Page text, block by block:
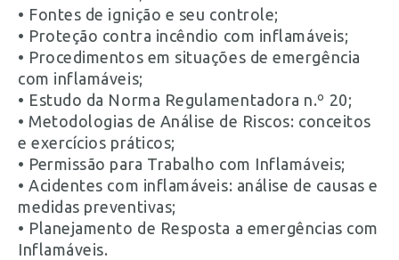
• Fontes de ignição e seu controle;
• Proteção contra incêndio com inflamáveis;
• Procedimentos em situações de emergência
com inflamáveis;
• Estudo da Norma Regulamentadora n.º 20;
• Metodologias de Análise de Riscos: conceitos
e exercícios práticos;
• Permissão para Trabalho com Inflamáveis;
• Acidentes com inflamáveis: análise de causas e
medidas preventivas;
• Planejamento de Resposta a emergências com
Inflamáveis.